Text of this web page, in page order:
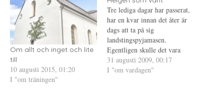
Ö
p
p
n
a
s
i
t
n
y
t
f
n
s
t
e
e
r
e
s
t
Ö
p
p
s
Om allt och inget och lite
till
10 augusti 2015, 01:20
I "om träningen"
Tre lediga dagar har passerat,
har en kvar innan det åter är
dags att ta på sig
landstingspyjamasen.
Egentligen skulle det vara
skönt med fler lediga dagar,
men ändå ska det bli skönt att
31 augusti 2009, 00:17
I "om vardagen"